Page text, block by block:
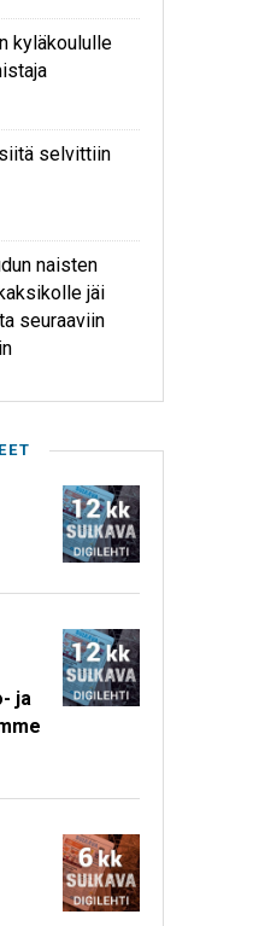
kyläkoululle
selvittiin
naisten
jäi
seuraaviin
ja